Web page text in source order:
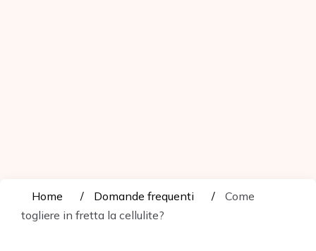
Home Domande frequenti
Come
togliere in fretta la cellulite?